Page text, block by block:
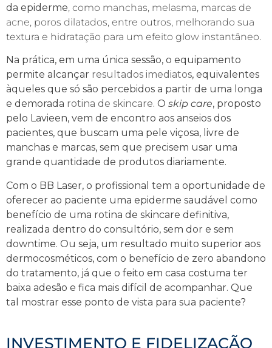
da epiderme, como manchas, melasma, marcas de
acne, poros dilatados, entre outros, melhorando sua
textura e hidratação para um efeito glow instantâneo.
Na prática, em uma única sessão, o equipamento
permite alcançar resultados imediatos, equivalentes
àqueles que só são percebidos a partir de uma longa
e demorada rotina de skincare. O skip care, proposto
pelo Lavieen, vem de encontro aos anseios dos
pacientes, que buscam uma pele viçosa, livre de
manchas e marcas, sem que precisem usar uma
grande quantidade de produtos diariamente.
Com o BB Laser, o profissional tem a oportunidade de
oferecer ao paciente uma epiderme saudável como
benefício de uma rotina de skincare definitiva,
realizada dentro do consultório, sem dor e sem
downtime. Ou seja, um resultado muito superior aos
dermocosméticos, com o benefício de zero abandono
do tratamento, já que o feito em casa costuma ter
baixa adesão e fica mais difícil de acompanhar. Que
tal mostrar esse ponto de vista para sua paciente?
INVESTIMENTO E FIDELIZAÇÃO